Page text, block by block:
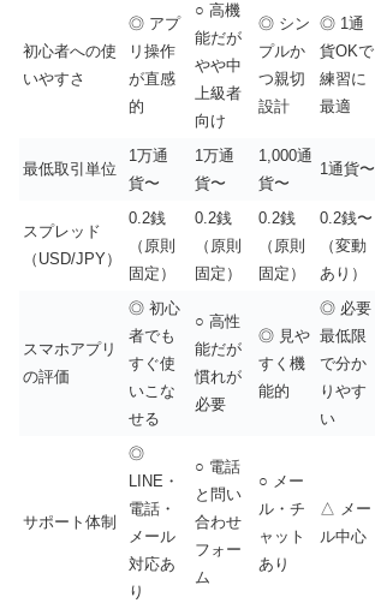
初心者への使
いやすさ
◎ アプ
リ操作
が直感
的
○ 高機
能だが
やや中
上級者
向け
◎ シン
プルか
つ親切
設計
◎ 1通
貨OKで
練習に
最適
最低取引単位
1万通
貨〜
1万通
貨〜
1,000通
貨〜
1通貨〜
スプレッド
（USD/JPY）
0.2銭
（原則
固定）
0.2銭
（原則
固定）
0.2銭
（原則
固定）
0.2銭〜
（変動
あり）
スマホアプリ
の評価
◎ 初心
者でも
すぐ使
いこな
せる
○ 高性
能だが
慣れが
必要
◎ 見や
すく機
能的
◎ 必要
最低限
で分か
りやす
い
サポート体制
◎
LINE・
電話・
メール
対応あ
り
○ 電話
と問い
合わせ
フォー
ム
○ メー
ル・チ
ャット
あり
△ メー
ル中心